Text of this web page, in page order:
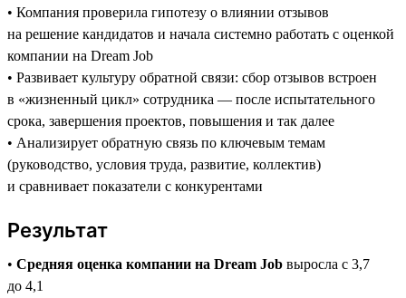
• Компания проверила гипотезу о влиянии отзывов
на решение кандидатов и начала системно работать с оценкой
компании на Dream Job
• Развивает культуру обратной связи: сбор отзывов встроен
в «жизненный цикл» сотрудника — после испытательного
срока, завершения проектов, повышения и так далее
• Анализирует обратную связь по ключевым темам
(руководство, условия труда, развитие, коллектив)
и сравнивает показатели с конкурентами
Результат
• Средняя оценка компании на Dream Job выросла с 3,7
до 4,1